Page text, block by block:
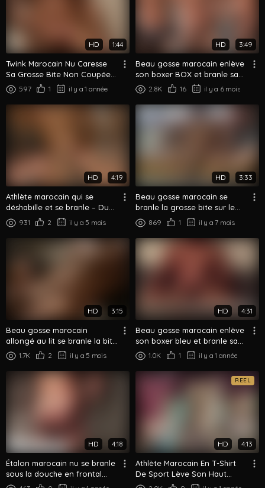
HD 1:44
Twink Marocain Nu Caresse
Sa Grosse Bite Non Coupée
Gros Plan Vue Abdos
597 1 il y a 1 année
HD 3:49
Beau gosse marocain enlève
son boxer BOX et branle sa
grosse bite
2.8K 16 il y a 6 mois
HD 4:19
Athlète marocain qui se
déshabille et se branle – Du
habillé au nu total
931 2 il y a 5 mois
HD 3:33
Beau gosse marocain se
branle la grosse bite sur le
canapé - Gros plan branlette
869 1 il y a 7 mois
HD 3:15
Beau gosse marocain
allongé au lit se branle la bite
- Branlette nocturne
1.7K 2 il y a 5 mois
HD 4:31
Beau gosse marocain enlève
son boxer bleu et branle sa
grosse queue sur le canapé
1.0K 1 il y a 1 année
HD 4:18
Étalon marocain nu se branle
sous la douche en frontal
complet
REEL
HD 4:13
Athlète Marocain En T-Shirt
De Sport Lève Son Haut
Montre Ses Abdos Puis Sort